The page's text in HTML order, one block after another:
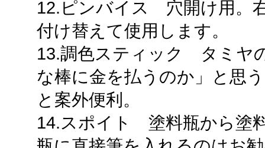
12.ピンバイス 穴開け用。
付け替えて使用します。
13.調色スティック タミヤ
な棒に金を払うのか」と思
と案外便利。
14.スポイト 塗料瓶から塗